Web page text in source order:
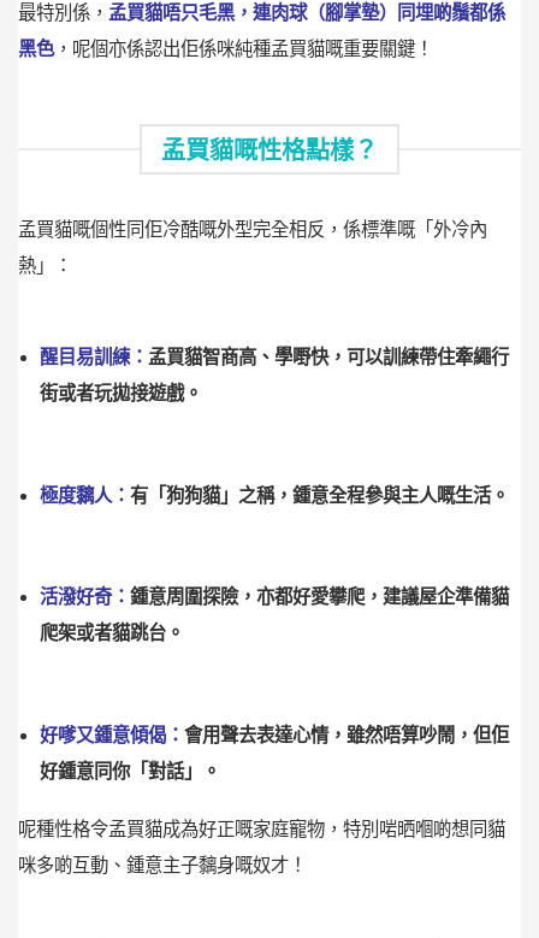
最特別係， 孟買貓唔只毛黑，連肉球（腳掌墊）同埋啲鬚都係
黑色，呢個亦係認出佢係咪純種孟買貓嘅重要關鍵！
孟買貓嘅性格點樣？
孟買貓嘅個性同佢冷酷嘅外型完全相反，係標準嘅「外冷內
熱」：
醒目易訓練： 孟買貓智商高、學嘢快，可以訓練帶住牽繩行
街或者玩拋接遊戲。
極度黐人：有「狗狗貓」之稱，鍾意全程參與主人嘅生活。
活潑好奇：鍾意周圍探險，亦都好愛攀爬，建議屋企準備貓
爬架或者貓跳台。
好嗲又鍾意傾偈：會用聲去表達心情，雖然唔算吵鬧，但佢
好鍾意同你「對話」。
呢種性格令孟買貓成為好正嘅家庭寵物，特別啱晒嗰啲想同貓
咪多啲互動、鍾意主子黐身嘅奴才！